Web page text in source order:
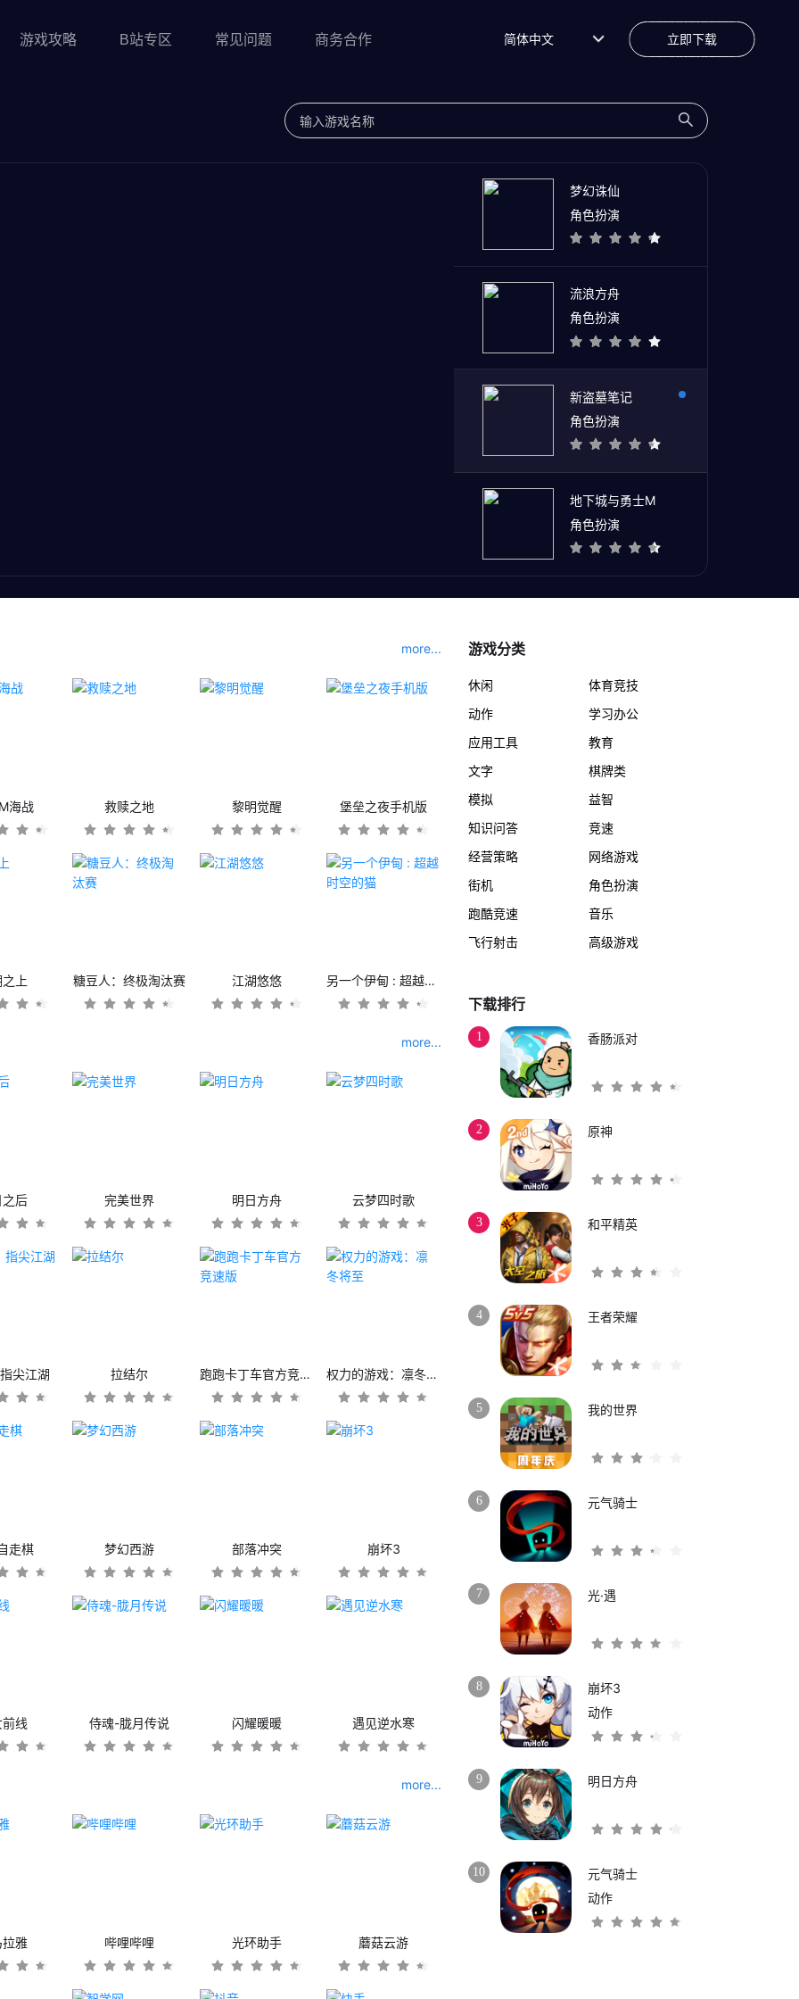
游戏攻略 B站专区 常见问题 商务合作 简体中文 立即下载
梦幻诛仙
角色扮演
流浪方舟
角色扮演
新盗墓笔记
角色扮演
地下城与勇士M
角色扮演
more...
海战 救赎之地 黎明觉醒 堡垒之夜手机版
上 糖豆人：终极淘汰赛 江湖悠悠 另一个伊甸 : 超越时空的猫
more...
后 完美世界 明日方舟 云梦四时歌
尖江湖 拉结尔 跑跑卡丁车官方竞速版 权力的游戏：凛冬将至
走棋 梦幻西游 部落冲突 崩坏3
线 侍魂-胧月传说 闪耀暖暖 遇见逆水寒
more...
雅 哔哩哔哩 光环助手 蘑菇云游
游戏分类
休闲
体育竞技
动作
学习办公
应用工具
教育
文字
棋牌类
模拟
益智
知识问答
竞速
经营策略
网络游戏
街机
角色扮演
跑酷竞速
音乐
飞行射击
高级游戏
下载排行
1 香肠派对
2 原神
3 和平精英
4 王者荣耀
5 我的世界
6 元气骑士
7 光·遇
8
崩坏3
动作
9 明日方舟
10
元气骑士
动作